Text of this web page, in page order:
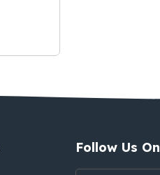
Follow Us On